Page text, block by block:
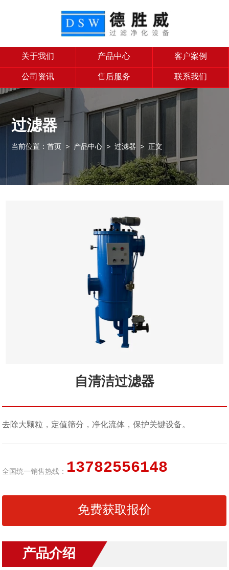
关于我们 产品中心 客户案例
公司资讯 售后服务 联系我们
过滤器
当前位置：首页 > 产品中心 >过滤器 > 正文
自清洁过滤器
去除大颗粒，定值筛分，净化流体，保护关键设备。
全国统一销售热线： 13782556148
免费获取报价
产品介绍